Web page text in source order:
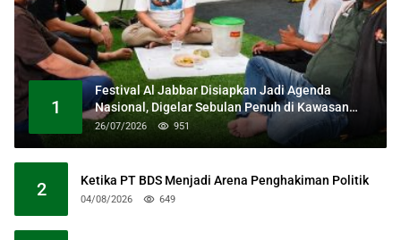
1
Festival Al Jabbar Disiapkan Jadi Agenda
Nasional, Digelar Sebulan Penuh di Kawasan
Masjid Raya Al Jabbar
26/07/2026 951
2 Ketika PT BDS Menjadi Arena Penghakiman Politik
04/08/2026 649